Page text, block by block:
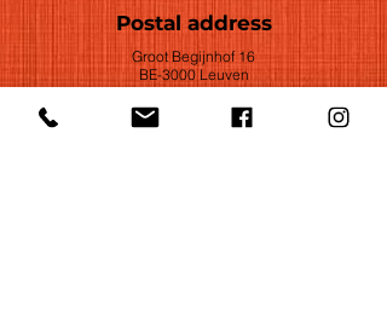
Postal address
Groot Begijnhof 16
BE-3000 Leuven
Belgium